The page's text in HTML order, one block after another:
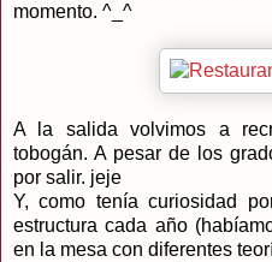
momento. ^_^
A la salida volvimos a
tobogán. A pesar de los
por salir. jeje
Y, como tenía curiosidad
estructura cada año
en la mesa con diferentes